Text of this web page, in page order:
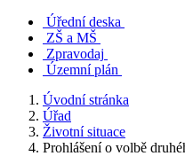
Úřední deska
ZŠ a MŠ
Zpravodaj
Územní plán
Úvodní stránka
Úřad
Životní situace
Prohlášení o volbě